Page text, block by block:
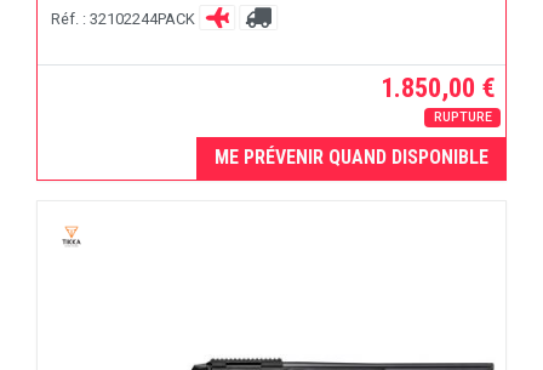
Réf. : 32102244PACK
1.850,00 €
RUPTURE
ME PRÉVENIR QUAND DISPONIBLE